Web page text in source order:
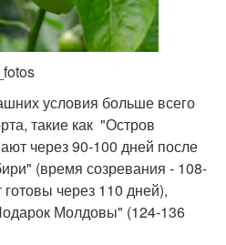
условия больше всего
такие как "Остров
через 90-100 дней после
(время созревания - 108-
через 110 дней),
Молдовы" (124-136